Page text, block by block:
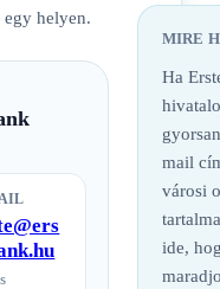
egy helyen.
MIRE
Ha
mail
városi
ide,